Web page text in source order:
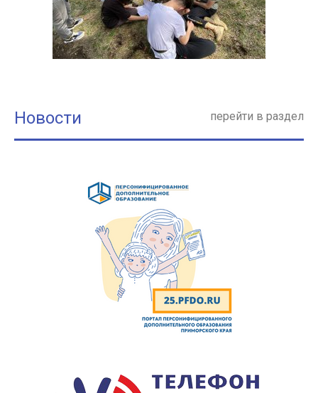
Новости перейти в раздел